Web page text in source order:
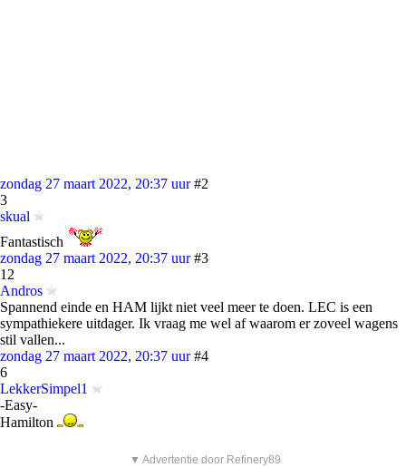
zondag 27 maart 2022, 20:37 uur #2
3
skual
Fantastisch
zondag 27 maart 2022, 20:37 uur #3
12
Andros
Spannend einde en HAM lijkt niet veel meer te doen. LEC is een
sympathiekere uitdager. Ik vraag me wel af waarom er zoveel wagens
stil vallen...
zondag 27 maart 2022, 20:37 uur #4
6
LekkerSimpel1
-Easy-
Hamilton
▼ Advertentie door Refinery89